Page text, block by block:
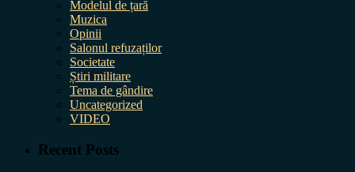
Modelul de țară
Muzica
Opinii
Salonul refuzaților
Societate
Știri militare
Tema de gândire
Uncategorized
VIDEO
Recent Posts